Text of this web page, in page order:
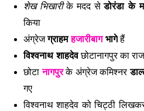
शेख भिखारी के मदद से डोरंडा के
किया
अंग्रेज ग्राहम हजारीबाग भागे हैं
विश्वनाथ शाहदेव छोटानागपुर का
छोटा नागपुर के अंग्रेज कमिश्नर
गए
विश्वनाथ शाहदेव को चिट्ठी